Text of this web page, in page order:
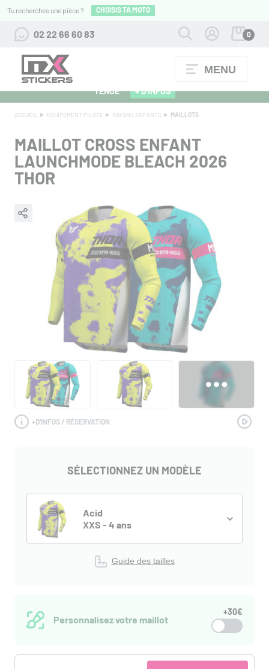
Tu recherches une pièce ? CHOISIS TA MOTO
02 22 66 60 83 0
MENU
ALPINESTARS 27 : FLOCAGE OFFERT POUR L'ACHAT D'UNE
TENUE
+ D'INFOS
ACCUEIL EQUIPEMENT PILOTE RAYONS ENFANTS MAILLOTS
MAILLOT CROSS ENFANT
LAUNCHMODE BLEACH 2026
THOR
+D'INFOS / RÉSERVATION
SÉLECTIONNEZ UN MODÈLE
Acid
XXS - 4 ans
Guide des tailles
Personnalisez votre maillot
+30€